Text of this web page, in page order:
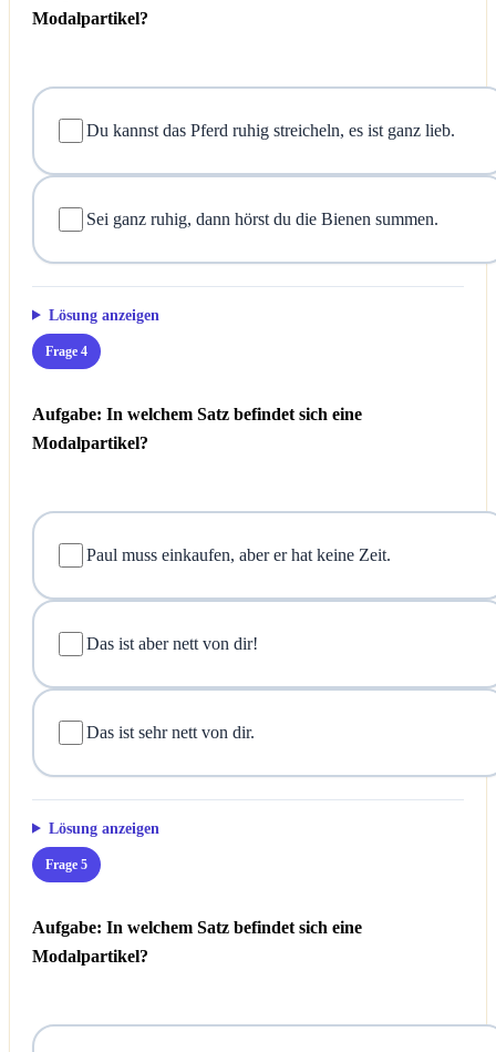
Modalpartikel?
Du kannst das Pferd ruhig streicheln, es ist ganz lieb.
Sei ganz ruhig, dann hörst du die Bienen summen.
Lösung anzeigen
Frage 4
Aufgabe: In welchem Satz befindet sich eine
Modalpartikel?
Paul muss einkaufen, aber er hat keine Zeit.
Das ist aber nett von dir!
Das ist sehr nett von dir.
Lösung anzeigen
Frage 5
Aufgabe: In welchem Satz befindet sich eine
Modalpartikel?